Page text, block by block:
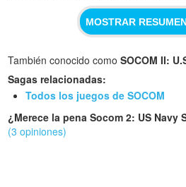
MOSTRAR
También conocido comoSOCOM II:
Sagas relacionadas:
Todos los juegos de SOCOM
¿Merece la pena Socom 2: US Navy
(3 opiniones)